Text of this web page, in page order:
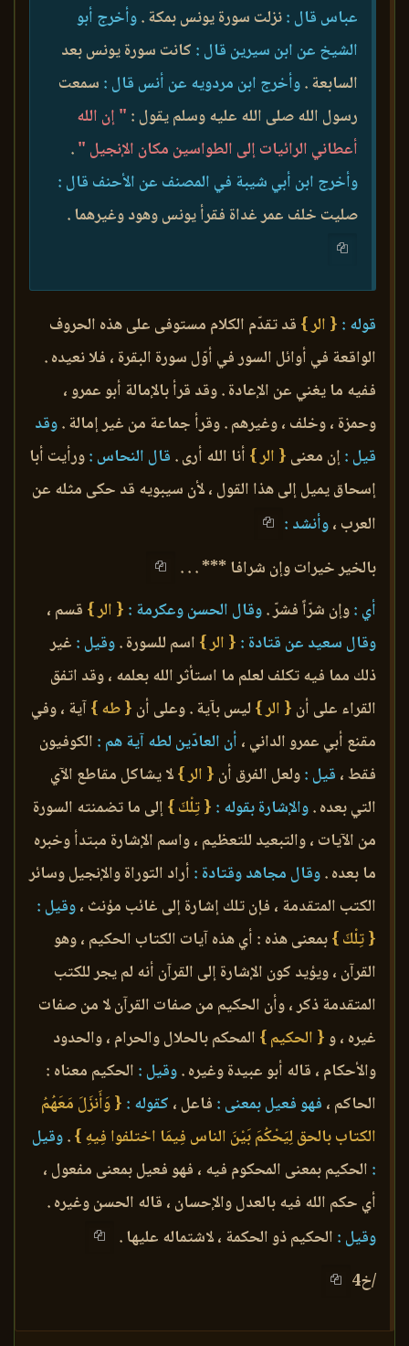
عباس قال :نزلت سورة يونس بمكة .وأخرج أبو
الشيخ عن ابن سيرين قال : كانت سورة يونس بعد
السابعة .وأخرج ابن مردويه عن أنس قال : سمعت
رسول الله صلى الله عليه وسلم يقول : " إن الله
أعطاني الرائيات إلى الطواسين مكان الإنجيل ".
وأخرج ابن أبي شيبة في المصنف عن الأحنف قال :
صليت خلف عمر غداة فقرأ يونس وهود وغيرهما .
قوله : { الر } قد تقدّم الكلام مستوفى على هذه الحروف
الواقعة في أوائل السور في أوّل سورة البقرة ، فلا نعيده .
ففيه ما يغني عن الإعادة . وقد قرأ بالإمالة أبو عمرو ،
وحمزة ، وخلف ، وغيرهم . وقرأ جماعة من غير إمالة .وقد
قيل :إن معنى { الر } أنا الله أرى . قال النحاس :ورأيت أبا
إسحاق يميل إلى هذا القول ، لأن سيبويه قد حكى مثله عن
العرب ،وأنشد :
بالخير خيرات وإن شرافا *** . . .
أي :وإن شرّاً فشرّ .وقال الحسن وعكرمة : { الر } قسم ،
وقال سعيد عن قتادة : { الر } اسم للسورة .وقيل : غير
ذلك مما فيه تكلف لعلم ما استأثر الله بعلمه ، وقد اتفق
القراء على أن { الر } ليس بآية . وعلى أن { طه }آية ، وفي
مقنع أبي عمرو الداني ، أن العادّين لطه آية هم : الكوفيون
فقط ، قيل :ولعل الفرق أن { الر }لا يشاكل مقاطع الآي
التي بعده .والإشارة بقوله : { تِلْكَ }إلى ما تضمنته السورة
من الآيات ، والتبعيد للتعظيم ، واسم الإشارة مبتدأ وخبره
ما بعده .وقال مجاهد وقتادة : أراد التوراة والإنجيل وسائر
الكتب المتقدمة ، فإن تلك إشارة إلى غائب مؤنث ،وقيل :
{ تِلْكَ }بمعنى هذه : أي هذه آيات الكتاب الحكيم ، وهو
القرآن ، ويؤيد كون الإشارة إلى القرآن أنه لم يجر للكتب
المتقدمة ذكر ، وأن الحكيم من صفات القرآن لا من صفات
غيره ، و{ الحكيم } المحكم بالحلال والحرام ، والحدود
والأحكام ، قاله أبو عبيدة وغيره .وقيل : الحكيم معناه :
الحاكم ، فهو فعيل بمعنى : فاعل ، كقوله : { وَأَنزَلَ مَعَهُمُ
الكتاب بالحق لِيَحْكُمَ بَيْنَ الناس فِيمَا اختلفوا فِيهِ }.وقيل
: الحكيم بمعنى المحكوم فيه ، فهو فعيل بمعنى مفعول ،
أي حكم الله فيه بالعدل والإحسان ، قاله الحسن وغيره .
وقيل : الحكيم ذو الحكمة ، لاشتماله عليها .
/خ4